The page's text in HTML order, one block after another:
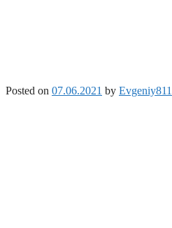
Posted on 07.06.2021 by Evgeniy811